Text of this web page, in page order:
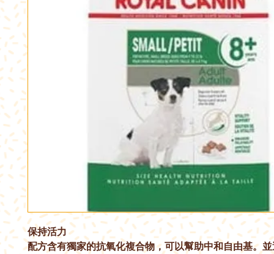
保持活力
配方含有獨家的抗氧化複合物，可以幫助中和自由基。